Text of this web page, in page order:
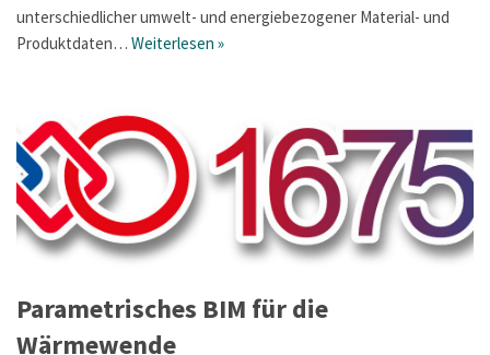
unterschiedlicher umwelt- und energiebezogener Material- und
Produktdaten… Weiterlesen »
Parametrisches BIM für die
Wärmewende